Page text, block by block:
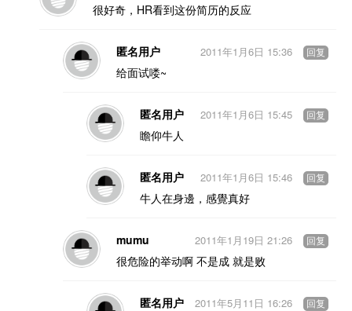
很好奇，HR看到这份简历的反应
匿名用户
给面试喽~
2011年1月6日 15:36 回复
匿名用户
瞻仰牛人
2011年1月6日 15:45 回复
匿名用户
牛人在身邊，感覺真好
2011年1月6日 15:46 回复
mumu
很危险的举动啊 不是成 就是败
2011年1月19日 21:26 回复
匿名用户
2011年5月11日 16:26 回复